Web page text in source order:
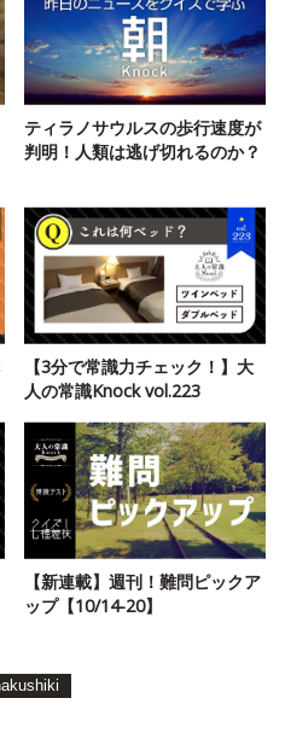
ティラノサウルスの歩行速度が
判明！人類は逃げ切れるのか？
【3分で常識力チェック！】大
人の常識Knock vol.223
【新連載】週刊！難問ピックア
ップ【10/14-20】